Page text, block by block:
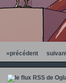
«précédent